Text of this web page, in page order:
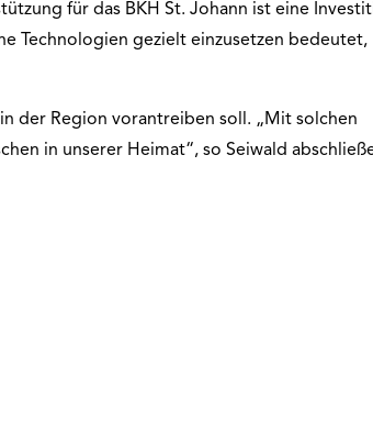
für das BKH St. Johann ist eine
Technologien gezielt einzusetzen bedeutet,
der Region vorantreiben soll. „Mit solchen
in unserer Heimat“, so Seiwald